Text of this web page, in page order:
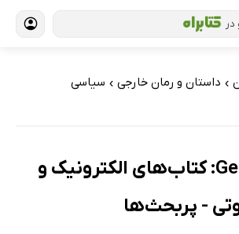
› داستان و رمان خارجی › سیاسی
George Orwell: کتاب‌های الکترونیک و
- پربحث‌ها